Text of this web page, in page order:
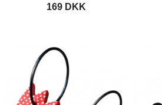
169 DKK